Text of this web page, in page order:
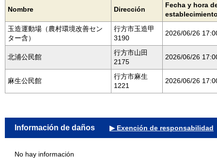
Nombre Dirección
Fecha y hora
玉造運動場（農村環境改善セン
ター含）
行方市玉造甲
3190
2026/06/26
北浦公民館
行方市山田
2175
2026/06/26
麻生公民館
行方市麻生
1221
2026/06/26
Información de daños ▶ Exención de responsabilidad
No hay información